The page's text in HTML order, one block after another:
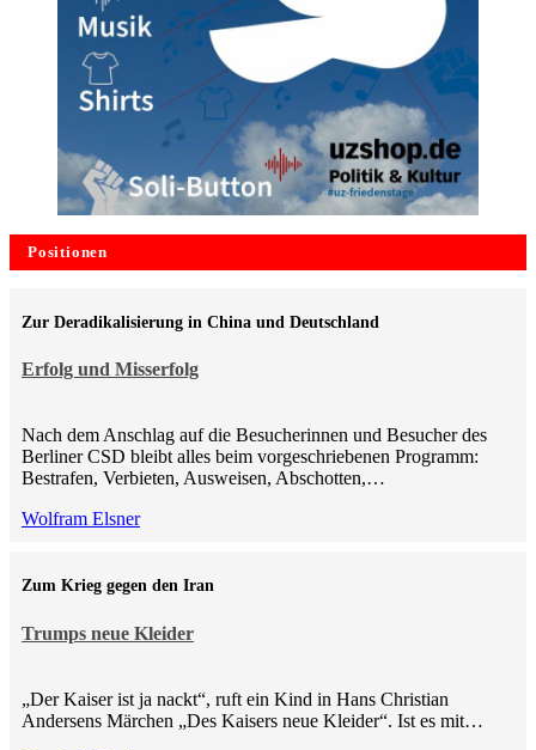
Positionen
Erfolg und Misserfolg
Zur Deradikalisierung in China und Deutschland
Nach dem Anschlag auf die Besucherinnen und Besucher des
Berliner CSD bleibt alles beim vorgeschriebenen Programm:
Bestrafen, Verbieten, Ausweisen, Abschotten,…
Wolfram Elsner
Trumps neue Kleider
Zum Krieg gegen den Iran
„Der Kaiser ist ja nackt“, ruft ein Kind in Hans Christian
Andersens Märchen „Des Kaisers neue Kleider“. Ist es mit…